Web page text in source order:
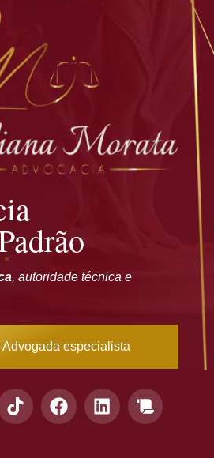
, autoridade técnica e
Advogada especialista